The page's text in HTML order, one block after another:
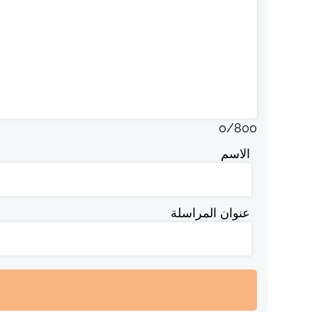
0/800
الاسم
عنوان المراسلة